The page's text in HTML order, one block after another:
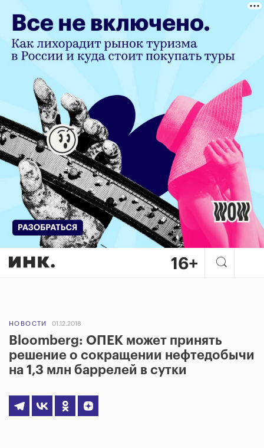
НОВОСТИ 01.12.2018
Bloomberg: ОПЕК может принять
решение о сокращении нефтедобычи
на 1,3 млн баррелей в сутки